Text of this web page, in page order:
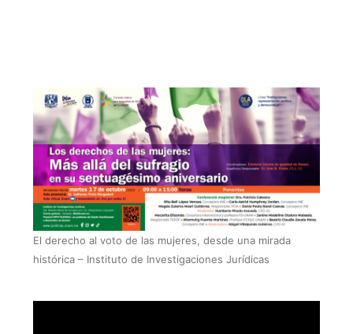
El derecho al voto de las mujeres, desde una mirada
histórica – Instituto de Investigaciones Jurídicas